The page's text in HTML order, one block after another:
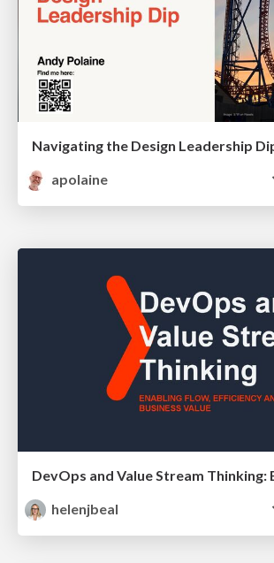
apolaine
helenjbeal